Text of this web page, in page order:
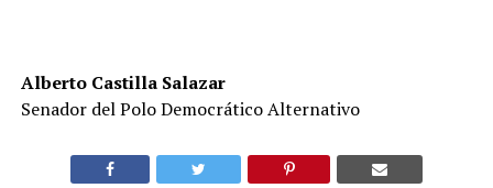
Alberto Castilla Salazar
Senador del Polo Democrático Alternativo